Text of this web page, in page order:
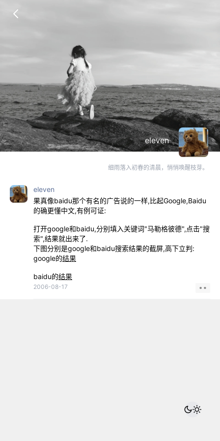
eleven
细雨落入初春的清晨，悄悄唤醒枝芽。
eleven
果真像baidu那个有名的广告说的一样,比起Google,Baidu
的确更懂中文,有例可证:
打开google和baidu,分别填入关键词"马勒格彼德",点击"搜
索",结果就出来了.
下图分别是google和baidu搜索结果的截屏,高下立判:
google的结果
baidu的结果
2006-08-17